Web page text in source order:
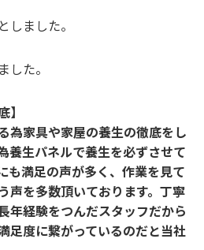
しました。
した。
】
為家具や家屋の養生の徹底をし
養生パネルで養生を必ずさせて
も満足の声が多く、作業を見て
声を多数頂いております。丁寧
年経験をつんだスタッフだから
足度に繋がっているのだと当社